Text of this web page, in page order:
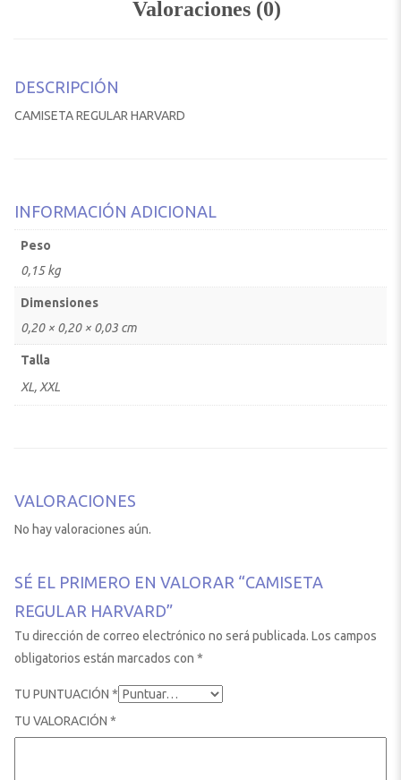
Valoraciones (0)
DESCRIPCIÓN
CAMISETA REGULAR HARVARD
INFORMACIÓN ADICIONAL
Peso
0,15 kg
Dimensiones
0,20 × 0,20 × 0,03 cm
Talla
XL, XXL
VALORACIONES
No hay valoraciones aún.
SÉ EL PRIMERO EN VALORAR “CAMISETA
REGULAR HARVARD”
Tu dirección de correo electrónico no será publicada. Los campos
obligatorios están marcados con *
TU PUNTUACIÓN *
TU VALORACIÓN *